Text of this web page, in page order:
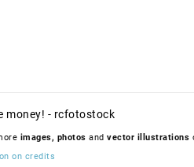
money! - rcfotostock
images, photos and vector illustrations
on credits